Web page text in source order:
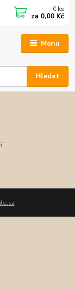
Menu
Hledat
0 ks
za 0,00 Kč